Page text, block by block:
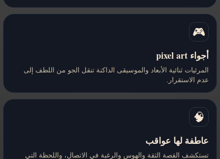
🎮
أجواء pixel art
المرئيات ثنائية الأبعاد والموسيقى الداكنة تنقل الجو من اللطف إلى
عدم الاستقرار.
🧠
عاطفة لها عواقب
تستكشف القصة الثقة والهوس والرغبة في الاتصال، واللحظة التي